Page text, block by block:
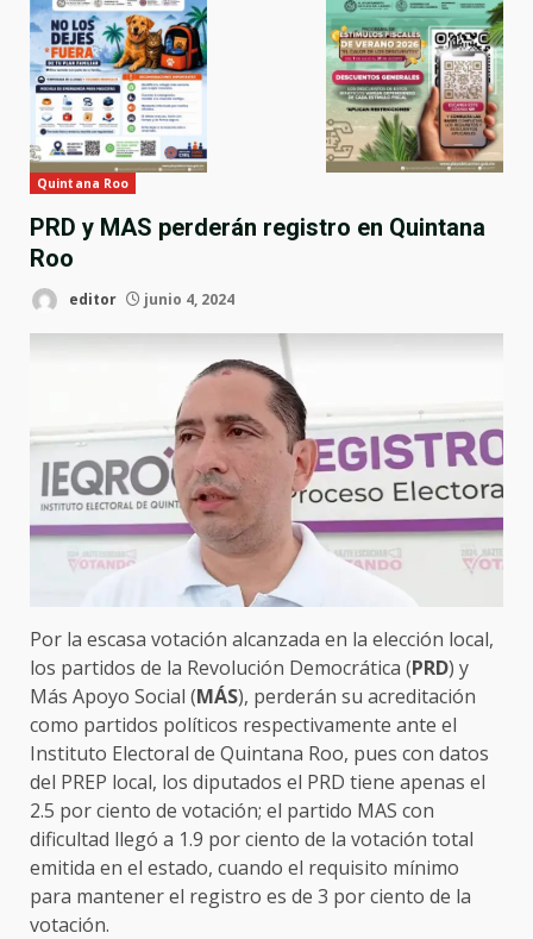
Quintana Roo
PRD y MAS perderán registro en Quintana
Roo
editor junio 4, 2024
Por la escasa votación alcanzada en la elección local,
los partidos de la Revolución Democrática (PRD) y
Más Apoyo Social (MÁS), perderán su acreditación
como partidos políticos respectivamente ante el
Instituto Electoral de Quintana Roo, pues con datos
del PREP local, los diputados el PRD tiene apenas el
2.5 por ciento de votación; el partido MAS con
dificultad llegó a 1.9 por ciento de la votación total
emitida en el estado, cuando el requisito mínimo
para mantener el registro es de 3 por ciento de la
votación.